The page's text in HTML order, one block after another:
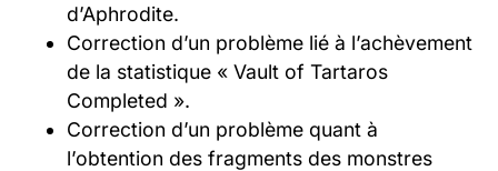
d’Aphrodite.
Correction d’un problème lié à l’achèvement
de la statistique « Vault of Tartaros
Completed ».
Correction d’un problème quant à
l’obtention des fragments des monstres